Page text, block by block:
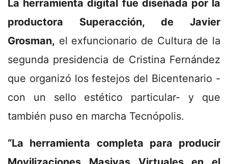
La herramienta digital fue diseñada por la
productora Superacción, de Javier
Grosman, el exfuncionario de Cultura de la
segunda presidencia de Cristina Fernández
que organizó los festejos del Bicentenario -
con un sello estético particular- y que
también puso en marcha Tecnópolis.
“La herramienta completa para producir